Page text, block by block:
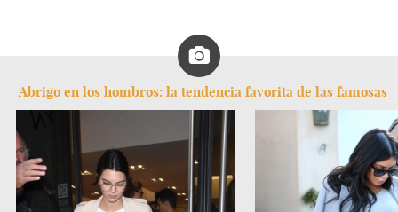
Abrigo en los hombros: la tendencia favorita de las famosas